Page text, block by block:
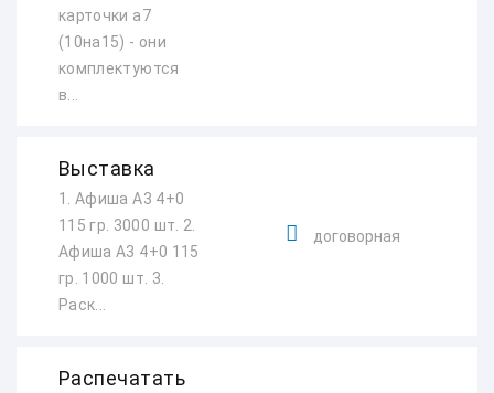
карточки а7
(10на15) - они
комплектуются
в...
Выставка
1. Афиша А3 4+0
115 гр. 3000 шт. 2.
Афиша А3 4+0 115
гр. 1000 шт. 3.
Раск...
договорная
Распечатать